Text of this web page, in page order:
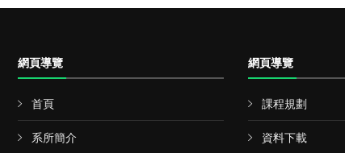
網頁導覽
首頁
系所簡介
網頁導覽
課程規劃
資料下載